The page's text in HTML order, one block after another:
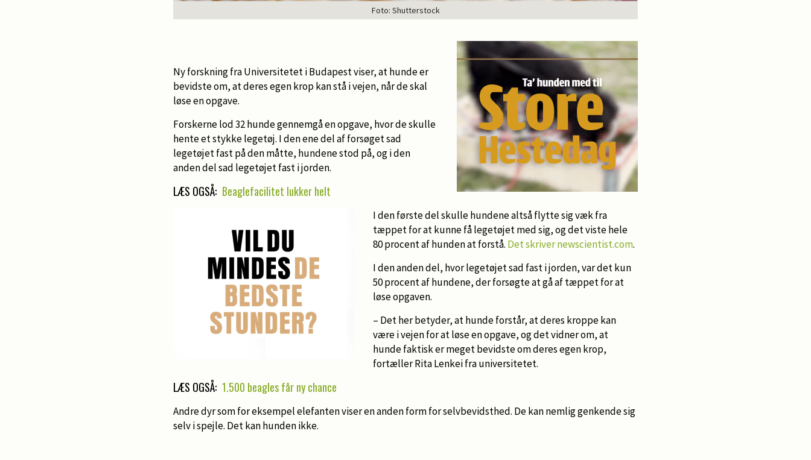
Foto: Shutterstock
Ny forskning fra Universitetet i Budapest viser, at hunde er
bevidste om, at deres egen krop kan stå i vejen, når de skal
løse en opgave.
Forskerne lod 32 hunde gennemgå en opgave, hvor de skulle
hente et stykke legetøj. I den ene del af forsøget sad
legetøjet fast på den måtte, hundene stod på, og i den
anden del sad legetøjet fast i jorden.
LÆS OGSÅ: Beaglefacilitet lukker helt
I den første del skulle hundene altså flytte sig væk fra
tæppet for at kunne få legetøjet med sig, og det viste hele
80 procent af hunden at forstå. Det skriver newscientist.com.
I den anden del, hvor legetøjet sad fast i jorden, var det kun
50 procent af hundene, der forsøgte at gå af tæppet for at
løse opgaven.
– Det her betyder, at hunde forstår, at deres kroppe kan
være i vejen for at løse en opgave, og det vidner om, at
hunde faktisk er meget bevidste om deres egen krop,
fortæller Rita Lenkei fra universitetet.
LÆS OGSÅ: 1.500 beagles får ny chance
Andre dyr som for eksempel elefanten viser en anden form for selvbevidsthed. De kan nemlig genkende sig
selv i spejle. Det kan hunden ikke.